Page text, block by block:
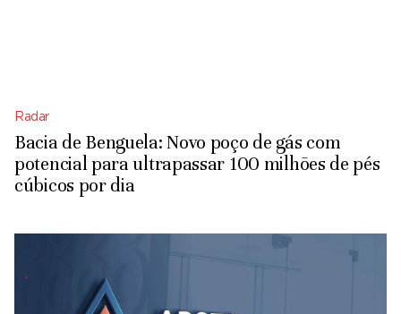
Radar
Bacia de Benguela: Novo poço de gás com
potencial para ultrapassar 100 milhões de pés
cúbicos por dia